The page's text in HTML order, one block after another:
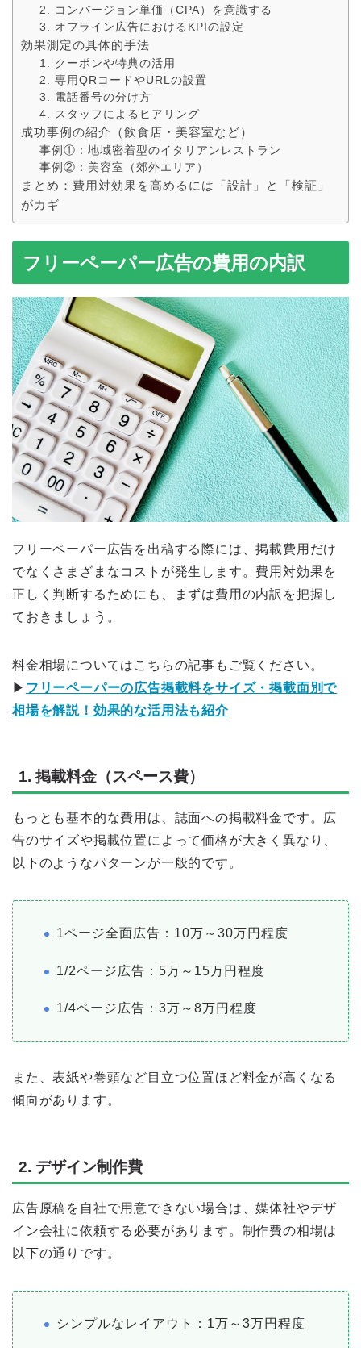
2. コンバージョン単価（CPA）を意識する
3. オフライン広告におけるKPIの設定
効果測定の具体的手法
1. クーポンや特典の活用
2. 専用QRコードやURLの設置
3. 電話番号の分け方
4. スタッフによるヒアリング
成功事例の紹介（飲食店・美容室など）
事例①：地域密着型のイタリアンレストラン
事例②：美容室（郊外エリア）
まとめ：費用対効果を高めるには「設計」と「検証」
がカギ
フリーペーパー広告の費用の内訳
フリーペーパー広告を出稿する際には、掲載費用だけ
でなくさまざまなコストが発生します。費用対効果を
正しく判断するためにも、まずは費用の内訳を把握し
ておきましょう。
料金相場についてはこちらの記事もご覧ください。
▶ フリーペーパーの広告掲載料をサイズ・掲載面別で
相場を解説！効果的な活用法も紹介
1. 掲載料金（スペース費）
もっとも基本的な費用は、誌面への掲載料金です。広
告のサイズや掲載位置によって価格が大きく異なり、
以下のようなパターンが一般的です。
1ページ全面広告：10万～30万円程度
1/2ページ広告：5万～15万円程度
1/4ページ広告：3万～8万円程度
また、表紙や巻頭など目立つ位置ほど料金が高くなる
傾向があります。
2. デザイン制作費
広告原稿を自社で用意できない場合は、媒体社やデザ
イン会社に依頼する必要があります。制作費の相場は
以下の通りです。
シンプルなレイアウト：1万～3万円程度